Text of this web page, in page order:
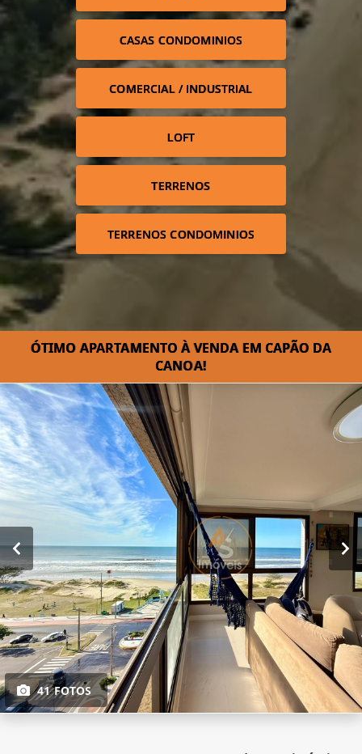
CASAS CONDOMINIOS
COMERCIAL / INDUSTRIAL
LOFT
TERRENOS
TERRENOS CONDOMINIOS
ÓTIMO APARTAMENTO À VENDA EM CAPÃO DA
CANOA!⁣
41 FOTOS